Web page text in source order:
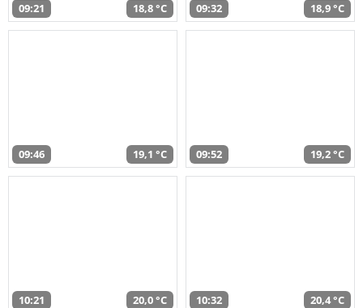
09:21 18,8 °C 09:32 18,9 °C
09:46 19,1 °C 09:52 19,2 °C
10:21 20,0 °C 10:32 20,4 °C